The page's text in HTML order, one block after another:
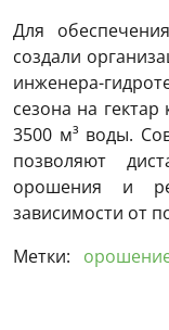
Для
создали
инженера-
сезона на
3500 м³ воды.
позволяют
орошения и
зависимости от
Метки: